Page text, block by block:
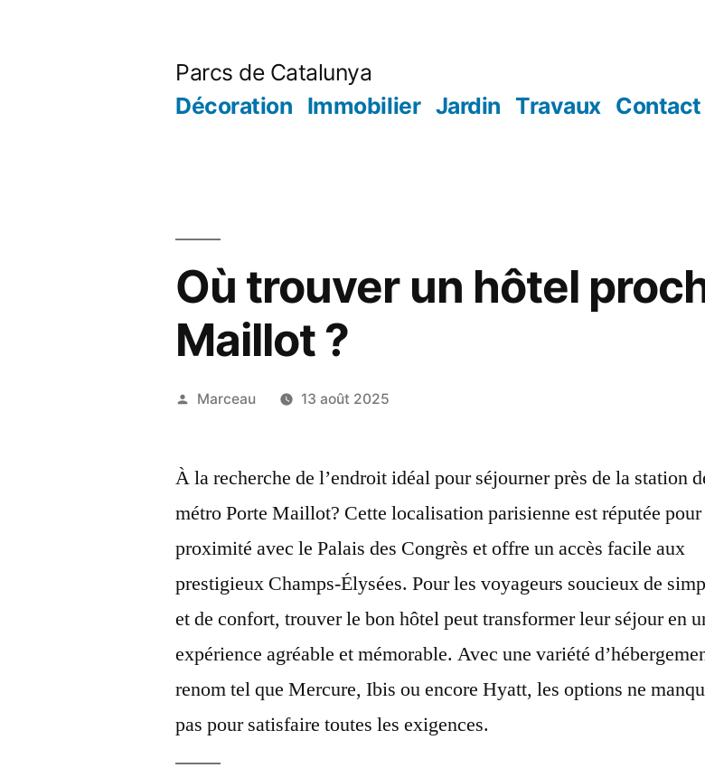
Parcs de Catalunya
Décoration Immobilier Jardin Travaux Contact
Où trouver un hôtel
Maillot ?
Publié
Marceau 13 août 2025
À la recherche de l’endroit idéal pour séjourner près de la station
métro Porte Maillot? Cette localisation parisienne est réputée pour
proximité avec le Palais des Congrès et offre un accès facile aux
prestigieux Champs-Élysées. Pour les voyageurs soucieux de
et de confort, trouver le bon hôtel peut transformer leur séjour en
expérience agréable et mémorable. Avec une variété
renom tel que Mercure, Ibis ou encore Hyatt, les options ne
pas pour satisfaire toutes les exigences.